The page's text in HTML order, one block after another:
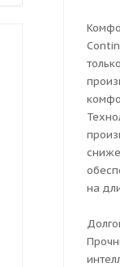
Grenlander
на